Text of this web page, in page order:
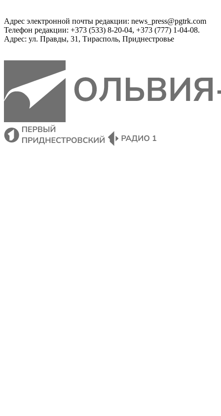
Адрес электронной почты редакции: news_press@pgtrk.com
Телефон редакции: +373 (533) 8-20-04, +373 (777) 1-04-08.
Адрес: ул. Правды, 31, Тирасполь, Приднестровье